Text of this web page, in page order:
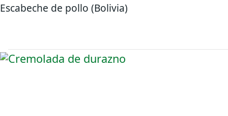
Escabeche de pollo (Bolivia)